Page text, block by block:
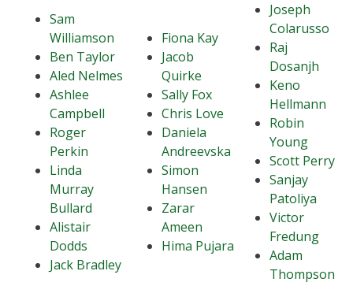
Sam
Williamson
Ben Taylor
Aled Nelmes
Ashlee
Campbell
Roger
Perkin
Linda
Murray
Bullard
Alistair
Dodds
Jack Bradley
Fiona Kay
Jacob
Quirke
Sally Fox
Chris Love
Daniela
Andreevska
Simon
Hansen
Zarar
Ameen
Hima Pujara
Joseph
Colarusso
Raj
Dosanjh
Keno
Hellmann
Robin
Young
Scott Perry
Sanjay
Patoliya
Victor
Fredung
Adam
Thompson